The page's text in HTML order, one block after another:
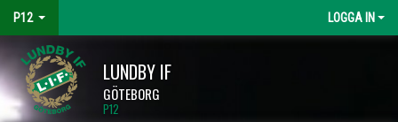
P12 LOGGA IN
LUNDBY IF
GÖTEBORG
P12